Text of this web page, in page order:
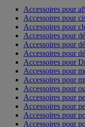
Accessoires pour
Accessoires pour
Accessoires pour
Accessoires pour
Accessoires pour
Accessoires pour
Accessoires pour
Accessoires pour
Accessoires pour
Accessoires pour
Accessoires pour
Accessoires pour
Accessoires pour
Accessoires pour